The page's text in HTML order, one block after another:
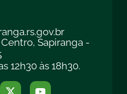
Sapiranga -
12h30 às 18h30.